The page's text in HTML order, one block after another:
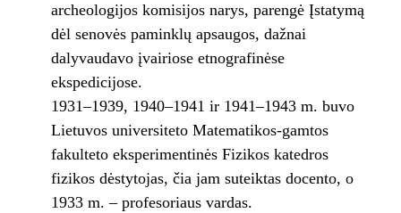
archeologijos komisijos narys, parengė Įstatymą
dėl senovės paminklų apsaugos, dažnai
dalyvaudavo įvairiose etnografinėse
ekspedicijose.
1931–1939, 1940–1941 ir 1941–1943 m. buvo
Lietuvos universiteto Matematikos-gamtos
fakulteto eksperimentinės Fizikos katedros
fizikos dėstytojas, čia jam suteiktas docento, o
1933 m. – profesoriaus vardas.